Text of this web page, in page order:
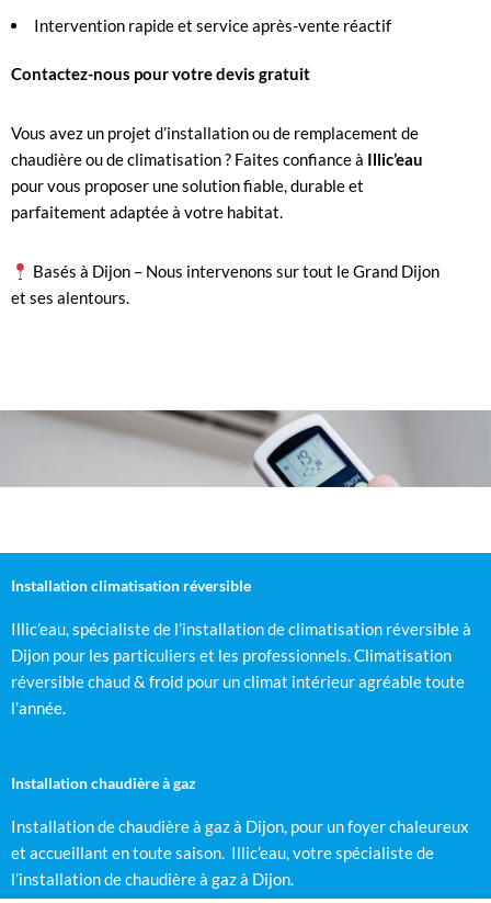
Intervention rapide et service après-vente réactif
Contactez-nous pour votre devis gratuit
Vous avez un projet d’installation ou de remplacement de
chaudière ou de climatisation ? Faites confiance à Illic’eau
pour vous proposer une solution fiable, durable et
parfaitement adaptée à votre habitat.
Basés à Dijon – Nous intervenons sur tout le Grand Dijon
et ses alentours.
Installation climatisation réversible
Illic’eau, spécialiste de l’installation de climatisation réversible à
Dijon pour les particuliers et les professionnels. Climatisation
réversible chaud & froid pour un climat intérieur agréable toute
l’année.
Installation chaudière à gaz
Installation de chaudière à gaz à Dijon, pour un foyer chaleureux
et accueillant en toute saison. Illic’eau, votre spécialiste de
l’installation de chaudière à gaz à Dijon.